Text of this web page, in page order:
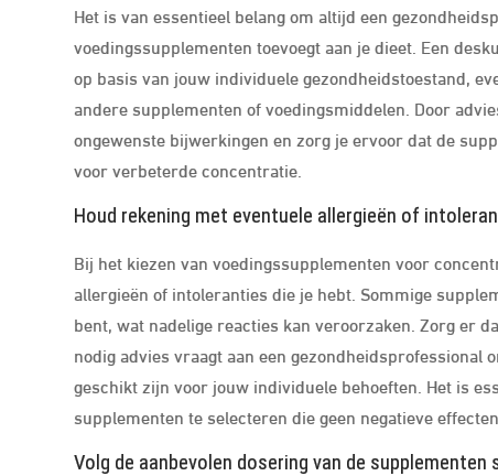
Het is van essentieel belang om altijd een
voedingssupplementen toevoegt aan je dieet. Een
op basis van jouw individuele gezondheidstoestand,
andere supplementen of voedingsmiddelen. Door
ongewenste bijwerkingen en zorg je ervoor dat de
voor verbeterde concentratie.
Houd rekening met eventuele allergieën of
Bij het kiezen van voedingssupplementen voor
allergieën of intoleranties die je hebt. Sommige
bent, wat nadelige reacties kan veroorzaken. Zorg er
nodig advies vraagt aan een
geschikt zijn voor jouw individuele behoeften. Het is
supplementen te selecteren die geen negatieve
Volg de aanbevolen dosering van de